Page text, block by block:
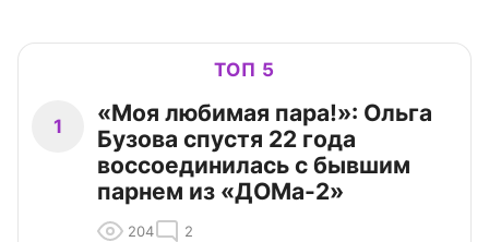
ТОП 5
1
«Моя любимая пара!»: Ольга
Бузова спустя 22 года
воссоединилась с бывшим
парнем из «ДОМа-2»
204 2